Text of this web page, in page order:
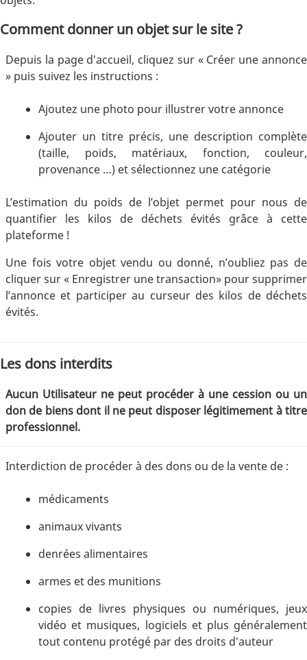
Comment donner un objet sur le site ?
Depuis la page d'accueil, cliquez sur « Créer une annonce
» puis suivez les instructions :
Ajoutez une photo pour illustrer votre annonce
Ajouter un titre précis, une description complète
(taille, poids, matériaux, fonction, couleur,
provenance …) et sélectionnez une catégorie
L’estimation du poids de l’objet permet pour nous de
quantifier les kilos de déchets évités grâce à cette
plateforme !
Une fois votre objet vendu ou donné, n’oubliez pas de
cliquer sur « Enregistrer une transaction» pour supprimer
l’annonce et participer au curseur des kilos de déchets
évités.
Les dons interdits
Aucun Utilisateur ne peut procéder à une cession ou un
don de biens dont il ne peut disposer légitimement à titre
professionnel.
Interdiction de procéder à des dons ou de la vente de :
médicaments
animaux vivants
denrées alimentaires
armes et des munitions
copies de livres physiques ou numériques, jeux
vidéo et musiques, logiciels et plus généralement
tout contenu protégé par des droits d'auteur